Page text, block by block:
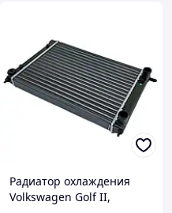
Радиатор охлаждения
Volkswagen Golf II,